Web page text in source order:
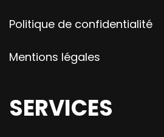
Politique de confidentialité
Mentions légales
SERVICES